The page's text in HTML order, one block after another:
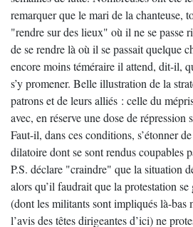
remarquer que le mari de la chanteuse,
"rendre sur des lieux" où il ne se passe
de se rendre là où il se passait quelque
encore moins téméraire il attend, dit-il,
s’y promener. Belle illustration de la
patrons et de leurs alliés : celle du
avec, en réserve une dose de répression
Faut-il, dans ces conditions, s’étonner
dilatoire dont se sont rendus coupables
P.S. déclare "craindre" que la situation
alors qu’il faudrait que la protestation
(dont les militants sont impliqués là-bas
l’avis des têtes dirigeantes d’ici) ne